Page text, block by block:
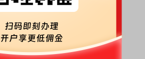
效的公告
古鳌科技:关于使用闲置自有资金
进行现金管理赎回的公告
古鳌科技:2026年第四次临时股东
会决议公告